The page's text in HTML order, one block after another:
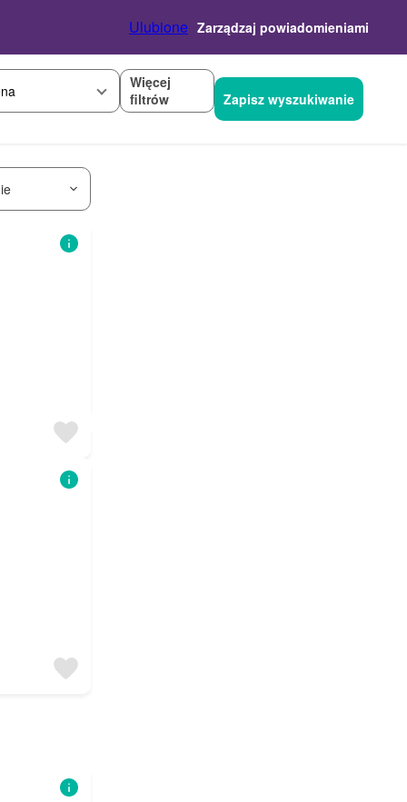
Ulubione Zarządzaj powiadomieniami
Więcej
filtrów
Zapisz wyszukiwanie